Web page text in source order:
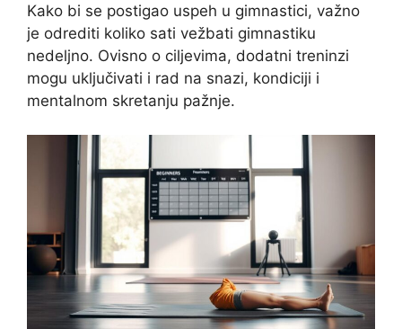
Kako bi se postigao uspeh u gimnastici, važno
je odrediti koliko sati vežbati gimnastiku
nedeljno. Ovisno o ciljevima, dodatni treninzi
mogu uključivati i rad na snazi, kondiciji i
mentalnom skretanju pažnje.